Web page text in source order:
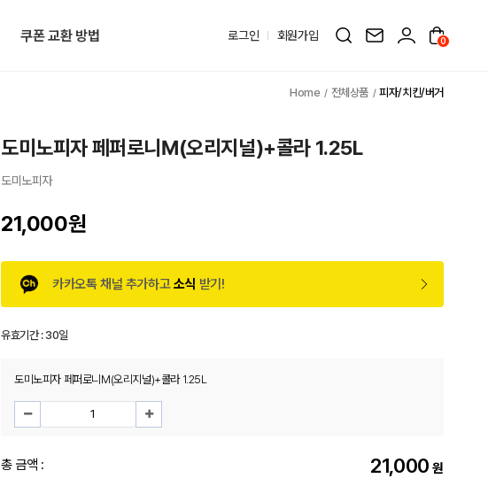
쿠폰 교환 방법 로그인 회원가입 0
전체상품 피자/치킨/버거
도미노피자 페퍼로니M(오리지널)+콜라 1.25L
도미노피자
21,000원
카카오톡 채널 추가하고소식 받기!
유효기간 :30일
도미노피자 페퍼로니M(오리지널)+콜라 1.25L
총 금액 : 21,000 원